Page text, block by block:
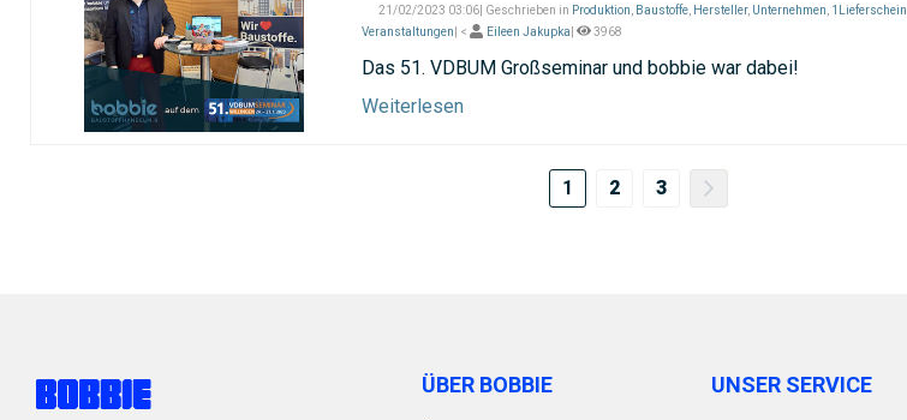
21/02/2023 03:06| Geschrieben in Produktion Baustoffe Hersteller, Unternehmen 1Lieferschein
Veranstaltungen | < Eileen Jakupka 3968
Das 51. VDBUM Großseminar und bobbie war dabei!
Weiterlesen
Seite
Sie lesen gerade Seite
1 Seite
2 Seite
3
ÜBER BOBBIE UNSER SERVICE